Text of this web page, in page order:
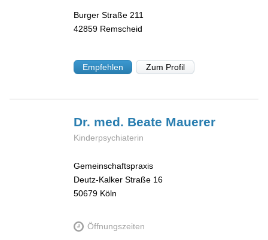
Burger Straße 211
42859 Remscheid
Empfehlen Zum Profil
Dr. med. Beate Mauerer
Kinderpsychiaterin
Gemeinschaftspraxis
Deutz-Kalker Straße 16
50679 Köln
Öffnungszeiten